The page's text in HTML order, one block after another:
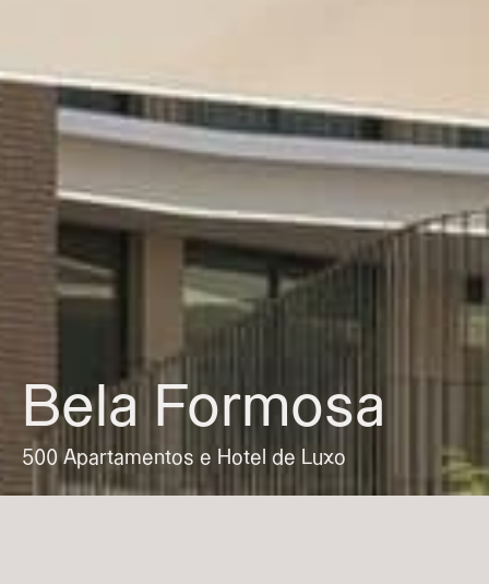
Bela Formosa
500 Apartamentos e Hotel de Luxo